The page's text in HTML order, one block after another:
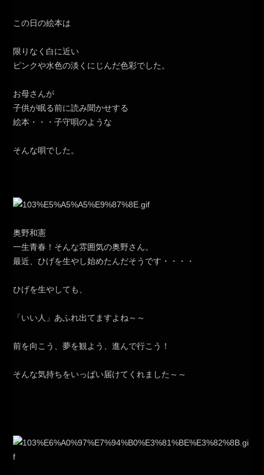
この日の絵本は
限りなく白に近い
ピンクや水色の淡くにじんだ色彩でした。
お母さんが
子供が眠る前に読み聞かせする
絵本・・・子守唄のような
そんな唄でした。
奥野和憲
一生青春！そんな雰囲気の奥野さん。
最近、ひげを生やし始めたんだそうです・・・・
ひげを生やしても、
「いい人」あふれ出てますよね～～
前を向こう、夢を観よう、進んで行こう！
そんな気持ちをいっぱい届けてくれました～～